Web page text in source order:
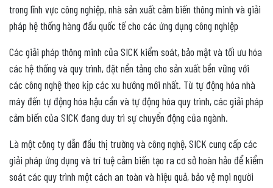
trong lĩnh vực công nghiệp, nhà sản xuất cảm biến thông minh và giải
pháp hệ thống hàng đầu quốc tế cho các ứng dụng công nghiệp
Các giải pháp thông minh của SICK kiểm soát, bảo mật và tối ưu hóa
các hệ thống và quy trình, đặt nền tảng cho sản xuất bền vững với
các công nghệ theo kịp các xu hướng mới nhất. Từ tự động hóa nhà
máy đến tự động hóa hậu cần và tự động hóa quy trình, các giải pháp
cảm biến của SICK đang duy trì sự chuyển động của ngành.
Là một công ty dẫn đầu thị trường và công nghệ, SICK cung cấp các
giải pháp ứng dụng và trí tuệ cảm biến tạo ra cơ sở hoàn hảo để kiểm
soát các quy trình một cách an toàn và hiệu quả, bảo vệ mọi người